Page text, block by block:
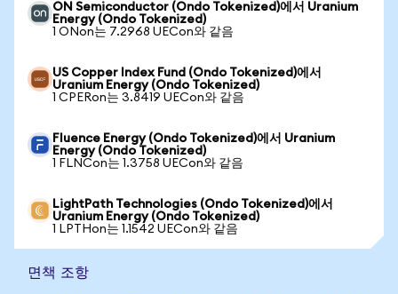
ON Semiconductor (Ondo Tokenized)에서 Uranium
Energy (Ondo Tokenized)
1 ONon는 7.2968 UECon와 같음
US Copper Index Fund (Ondo Tokenized)에서
Uranium Energy (Ondo Tokenized)
1 CPERon는 3.8419 UECon와 같음
Fluence Energy (Ondo Tokenized)에서 Uranium
Energy (Ondo Tokenized)
1 FLNCon는 1.3758 UECon와 같음
LightPath Technologies (Ondo Tokenized)에서
Uranium Energy (Ondo Tokenized)
1 LPTHon는 1.1542 UECon와 같음
면책 조항